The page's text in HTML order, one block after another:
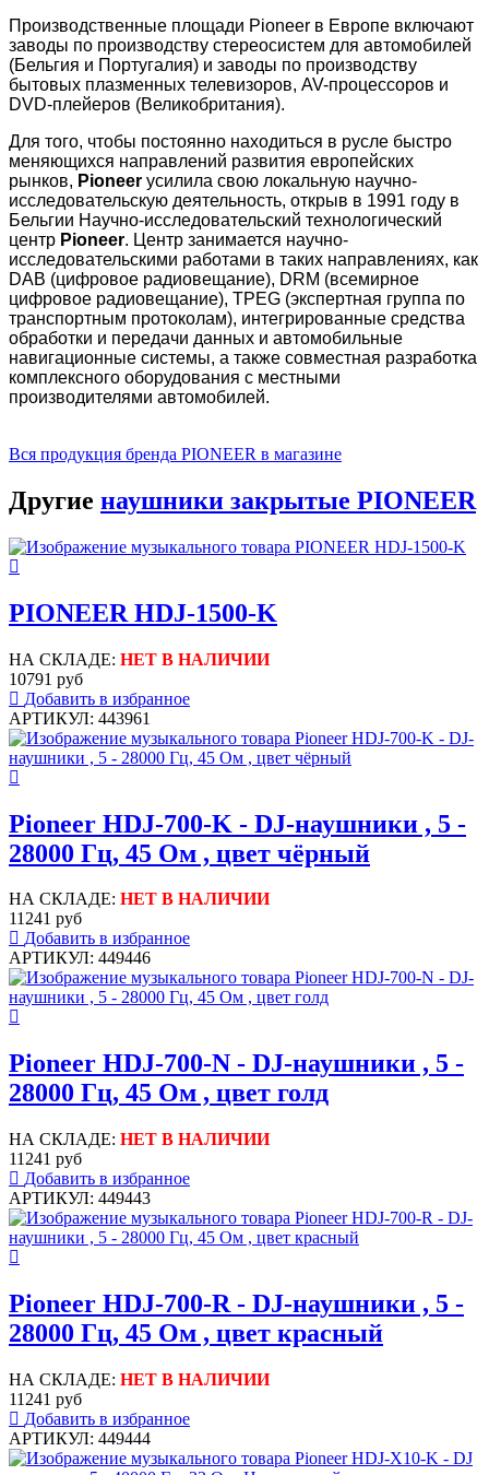
Производственные площади Pioneer в Европе включают
заводы по производству стереосистем для автомобилей
(Бельгия и Португалия) и заводы по производству
бытовых плазменных телевизоров, AV-процессоров и
DVD-плейеров (Великобритания).
Для того, чтобы постоянно находиться в русле быстро
меняющихся направлений развития европейских
рынков, Pioneer усилила свою локальную научно-
исследовательскую деятельность, открыв в 1991 году в
Бельгии Научно-исследовательский технологический
центр Pioneer. Центр занимается научно-
исследовательскими работами в таких направлениях, как
DAB (цифровое радиовещание), DRM (всемирное
цифровое радиовещание), TPEG (экспертная группа по
транспортным протоколам), интегрированные средства
обработки и передачи данных и автомобильные
навигационные системы, а также совместная разработка
комплексного оборудования с местными
производителями автомобилей.
Вся продукция бренда PIONEER в магазине
Другие наушники закрытые PIONEER
PIONEER HDJ-1500-K
НА СКЛАДЕ: НЕТ В НАЛИЧИИ
10791 руб
Добавить в избранное
АРТИКУЛ: 443961
Pioneer HDJ-700-K - DJ-наушники , 5 -
28000 Гц, 45 Ом , цвет чёрный
НА СКЛАДЕ: НЕТ В НАЛИЧИИ
11241 руб
Добавить в избранное
АРТИКУЛ: 449446
Pioneer HDJ-700-N - DJ-наушники , 5 -
28000 Гц, 45 Ом , цвет голд
НА СКЛАДЕ: НЕТ В НАЛИЧИИ
11241 руб
Добавить в избранное
АРТИКУЛ: 449443
Pioneer HDJ-700-R - DJ-наушники , 5 -
28000 Гц, 45 Ом , цвет красный
НА СКЛАДЕ: НЕТ В НАЛИЧИИ
11241 руб
Добавить в избранное
АРТИКУЛ: 449444